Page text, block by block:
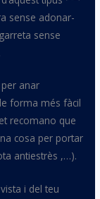
sense adonar-
sense
anar
forma més fàcil
recomano que
cosa per portar
antiestrès ,…).
i del teu